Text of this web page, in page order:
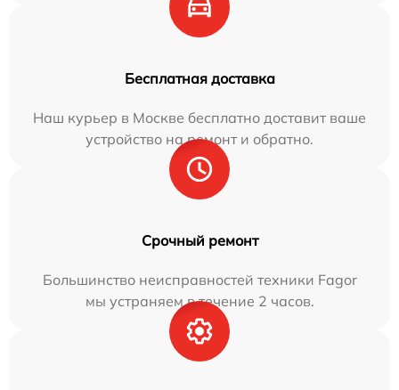
Бесплатная доставка
Наш курьер в Москве бесплатно доставит ваше
устройство на ремонт и обратно.
Срочный ремонт
Большинство неисправностей техники Fagor
мы устраняем в течение 2 часов.